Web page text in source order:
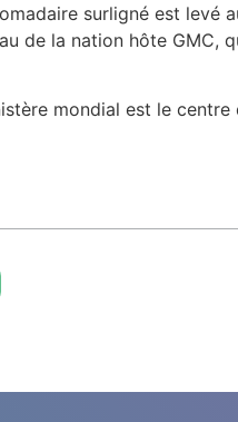
surligné est levé
de la nation hôte GMC,
mondial est le centre